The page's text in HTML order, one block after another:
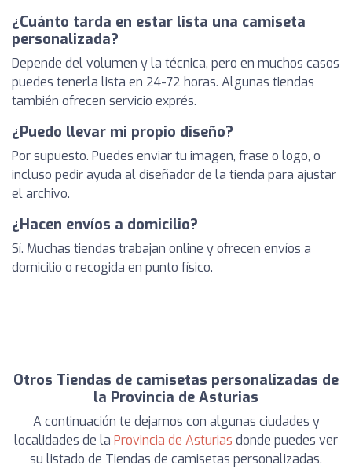
¿Cuánto tarda en estar lista una camiseta
personalizada?
Depende del volumen y la técnica, pero en muchos casos
puedes tenerla lista en 24-72 horas. Algunas tiendas
también ofrecen servicio exprés.
¿Puedo llevar mi propio diseño?
Por supuesto. Puedes enviar tu imagen, frase o logo, o
incluso pedir ayuda al diseñador de la tienda para ajustar
el archivo.
¿Hacen envíos a domicilio?
Sí. Muchas tiendas trabajan online y ofrecen envíos a
domicilio o recogida en punto físico.
Otros Tiendas de camisetas personalizadas de
la Provincia de Asturias
A continuación te dejamos con algunas ciudades y
localidades de la Provincia de Asturias donde puedes ver
su listado de Tiendas de camisetas personalizadas.